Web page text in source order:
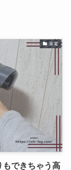
家電
もできちゃう高